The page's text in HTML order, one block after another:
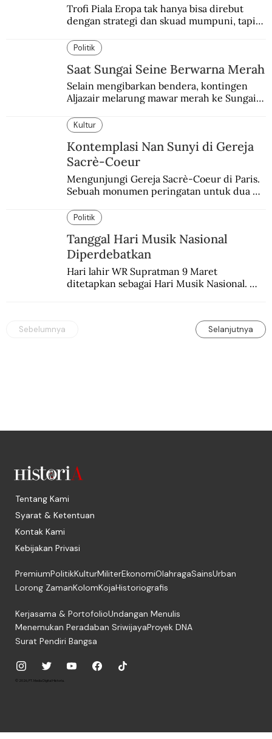
Trofi Piala Eropa tak hanya bisa direbut
dengan strategi dan skuad mumpuni, tapi
mengalaminya.
Politik
Saat Sungai Seine Berwarna Merah
Selain mengibarkan bendera, kontingen
Aljazair melarung mawar merah ke Sungai
Kultur
Kontemplasi Nan Sunyi di Gereja
Sacrè-Coeur
Mengunjungi Gereja Sacrè-Coeur di Paris.
Sebuah monumen peringatan untuk dua
Prancis.
Politik
Tanggal Hari Musik Nasional
Diperdebatkan
Hari lahir WR Supratman 9 Maret
ditetapkan sebagai Hari Musik Nasional.
Sebelumnya Selanjutnya
Tentang Kami
Syarat & Ketentuan
Kontak Kami
Kebijakan Privasi
PremiumPolitikKulturMiliterEkonomiOlahragaSainsUrban
Lorong ZamanKolomKojaHistoriografis
Kerjasama & PortofolioUndangan Menulis
Menemukan Peradaban SriwijayaProyek DNA
Surat Pendiri Bangsa
© 2026, PT. Media Digital Historia.